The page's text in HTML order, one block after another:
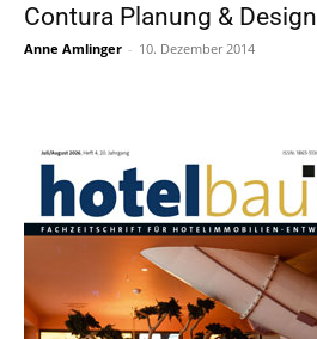
Contura Planung & Design
Anne Amlinger - 10. Dezember 2014